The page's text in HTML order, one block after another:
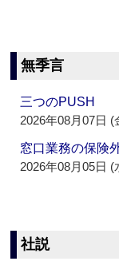
無季言
三つのPUSH
2026年08月07日 (
窓口業務の保険
2026年08月05日 (
社説